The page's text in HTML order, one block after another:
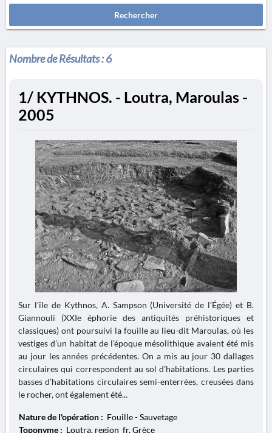
Rechercher
Nombre de Résultats :6
1/ KYTHNOS. - Loutra, Maroulas -
2005
Sur l’île de Kythnos, A. Sampson (Université de l’Égée) et B.
Giannouli (XXIe éphorie des antiquités préhistoriques et
classiques) ont poursuivi la fouille au lieu-dit Maroulas, où les
vestiges d’un habitat de l’époque mésolithique avaient été mis
au jour les années précédentes. On a mis au jour 30 dallages
circulaires qui correspondent au sol d’habitations. Les parties
basses d’habitations circulaires semi-enterrées, creusées dans
le rocher, ont également été...
Nature de l'opération : Fouille - Sauvetage
Toponyme : Loutra, region_fr, Grèce